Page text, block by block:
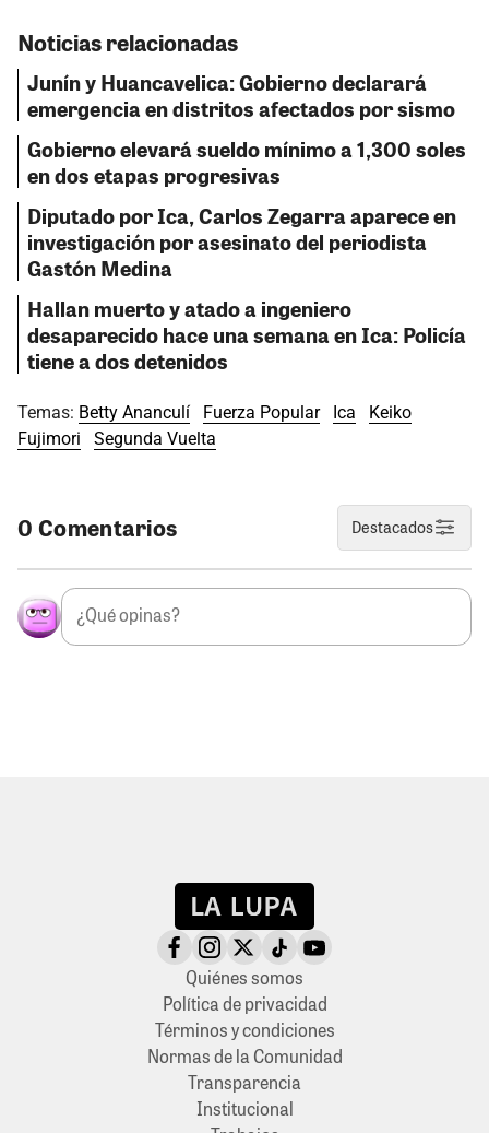
Noticias relacionadas
Junín y Huancavelica: Gobierno declarará
emergencia en distritos afectados por sismo
Gobierno elevará sueldo mínimo a 1,300 soles
en dos etapas progresivas
Diputado por Ica, Carlos Zegarra aparece en
investigación por asesinato del periodista
Gastón Medina
Hallan muerto y atado a ingeniero
desaparecido hace una semana en Ica: Policía
tiene a dos detenidos
Temas: Betty Ananculí Fuerza Popular Ica
Keiko
Fujimori
Segunda Vuelta
0 Comentarios Destacados
Quiénes somos
Política de privacidad
Términos y condiciones
Normas de la Comunidad
Transparencia
Institucional